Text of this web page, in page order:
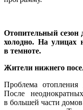
Отопительный сезон
холодно. На улицах
в темноте.
Жители нижнего
Проблема
После
в большей части